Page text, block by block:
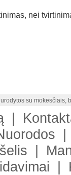
nei
su mokesčiais,
|
|
|
|